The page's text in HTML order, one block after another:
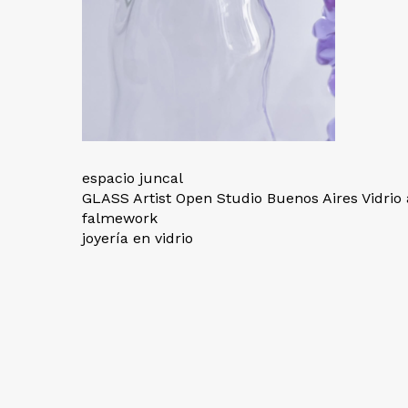
espacio juncal
GLASS Artist Open Studio Buenos Aires
falmework
joyería en vidrio